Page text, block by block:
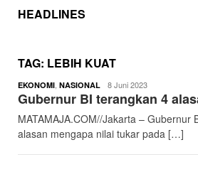
HEADLINES
TAG: LEBIH KUAT
EKONOMI NASIONAL buserjatim
8 Juni 2023
Gubernur BI terangkan 4
MATAMAJA.COM//Jakarta –
alasan mengapa nilai tukar pada […]